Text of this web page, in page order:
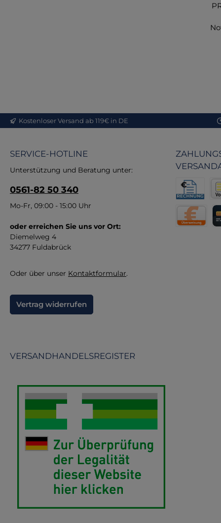
Kostenloser Versand ab 119€ in DE
SERVICE-HOTLINE
Unterstützung und Beratung unter:
0561-82 50 340
Mo-Fr, 09:00 - 15:00 Uhr
oder erreichen Sie uns vor Ort:
Diemelweg 4
34277 Fuldabrück
Oder über unser Kontaktformular.
Vertrag widerrufen
Rechnung
VERSANDHANDELSREGISTER